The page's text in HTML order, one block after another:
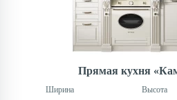
Прямая кухня